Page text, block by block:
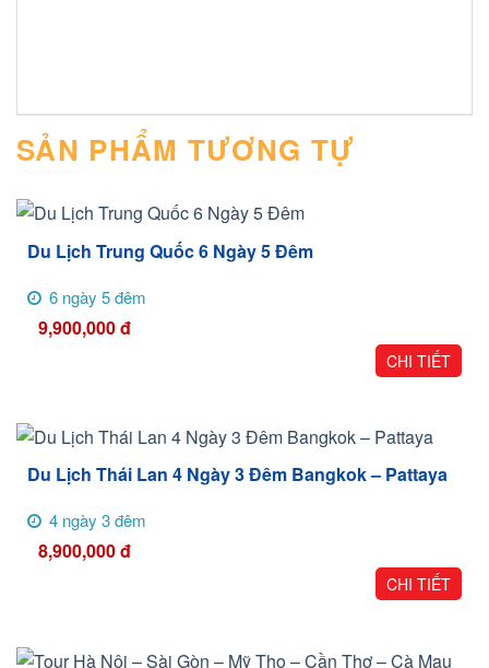
SẢN PHẨM TƯƠNG TỰ
Du Lịch Trung Quốc 6 Ngày 5 Đêm
6 ngày 5 đêm
9,900,000đ
CHI TIẾT
Du Lịch Thái Lan 4 Ngày 3 Đêm Bangkok – Pattaya
4 ngày 3 đêm
8,900,000đ
CHI TIẾT